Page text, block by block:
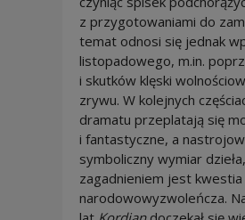
z przygotowaniami do
temat odnosi się jednak
listopadowego, m.in.
i skutków klęski
zrywu. W kolejnych
dramatu przeplatają się
i fantastyczne, a
symboliczny wymiar
zagadnieniem jest kwestia
narodowowyzwoleńcza.